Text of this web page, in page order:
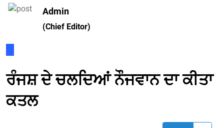
Admin
(Chief Editor)
ਰੰਜਸ਼ ਦੇ ਚਲਦਿਆਂ ਨੌਜਵਾਨ ਦਾ ਕੀਤਾ
ਕਤਲ